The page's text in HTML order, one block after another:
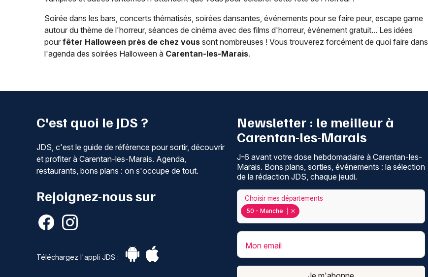
Soirée dans les bars, concerts thématisés, soirées dansantes, événements pour se faire peur, escape game
autour du thème de l'horreur, séances de cinéma avec des films d'horreur, événement gratuit... Les idées
pour fêter Halloween près de chez vous sont nombreuses ! Vous trouverez forcément de quoi faire dans
l'agenda des soirées Halloween à Carentan-les-Marais.
C'est quoi le JDS ?
JDS, c'est le guide de référence pour sortir, découvrir
et profiter à Carentan-les-Marais. Agenda,
restaurants, bons plans : on s'occupe de tout.
Rejoignez-nous sur
Téléchargez l'appli JDS :
Newsletter : le meilleur à
Carentan-les-Marais
J-6 avant votre dose hebdomadaire à Carentan-les-
Marais. Bons plans, sorties, événements : la sélection
de la rédaction JDS, chaque jeudi.
50 - Manche
Choisir mes départements
Mon email